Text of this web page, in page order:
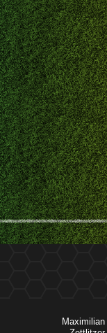
